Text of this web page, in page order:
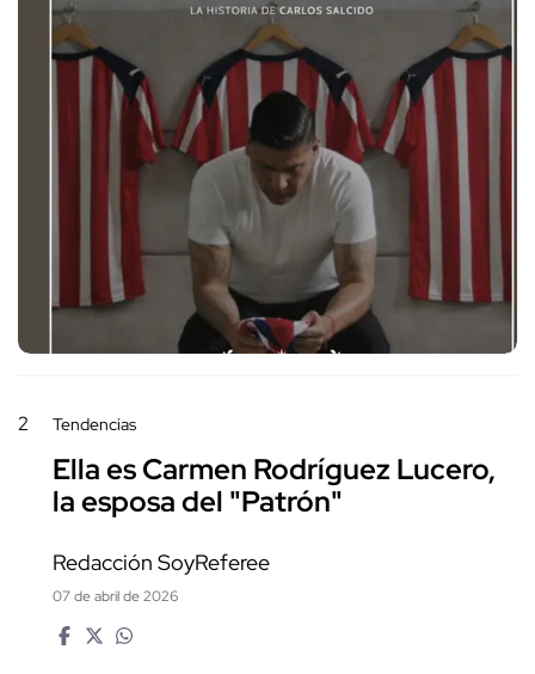
2 Tendencias
Ella es Carmen Rodríguez Lucero,
la esposa del "Patrón"
Redacción SoyReferee
07 de abril de 2026